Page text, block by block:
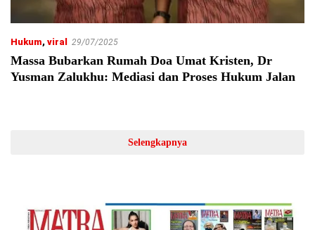
Hukum, viral 29/07/2025
Massa Bubarkan Rumah Doa Umat Kristen, Dr
Yusman Zalukhu: Mediasi dan Proses Hukum Jalan
Selengkapnya